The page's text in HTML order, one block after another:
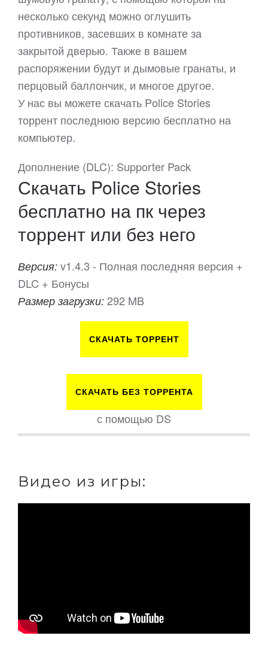
несколько секунд можно оглушить
противников, засевших в комнате за
закрытой дверью. Также в вашем
распоряжении будут и дымовые гранаты, и
перцовый баллончик, и многое другое.
У нас вы можете скачать Police Stories
торрент последнюю версию бесплатно на
компьютер.
Дополнение (DLC): Supporter Pack
Скачать Police Stories
бесплатно на пк через
торрент или без него
Версия: v1.4.3 - Полная последняя версия +
DLC + Бонусы
Размер загрузки: 292 MB
СКАЧАТЬ ТОРРЕНТ
СКАЧАТЬ БЕЗ ТОРРЕНТА
с помощью DS
Видео из игры: